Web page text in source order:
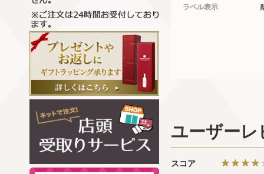
ラベル表示
ユーザーレ
スコア